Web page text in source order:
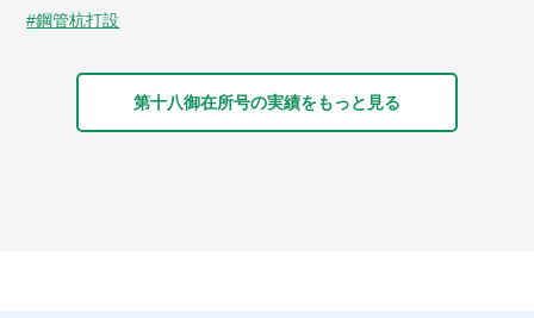
#鋼管杭打設
第十八御在所号の実績をもっと見る